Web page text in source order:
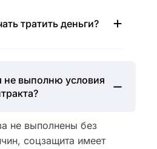
тратить деньги?
не выполню условия
не выполнены без
соцзащита имеет